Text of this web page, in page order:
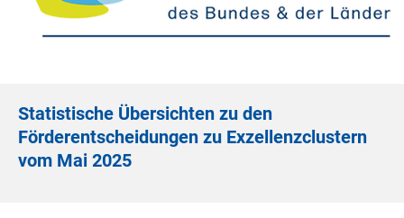
Statistische Übersichten zu den
Förderentscheidungen zu Exzellenzclustern
vom Mai 2025